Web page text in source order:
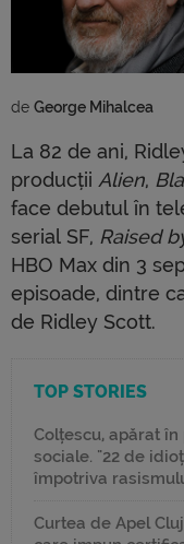
de George Mihalcea
La 82 de ani,
producții Alien,
face debutul în
serial SF, Raised
HBO Max din 3
episoade, dintre
de Ridley Scott.
TOP STORIES
Colțescu, apărat
sociale. "22 de
împotriva
Curtea de Apel